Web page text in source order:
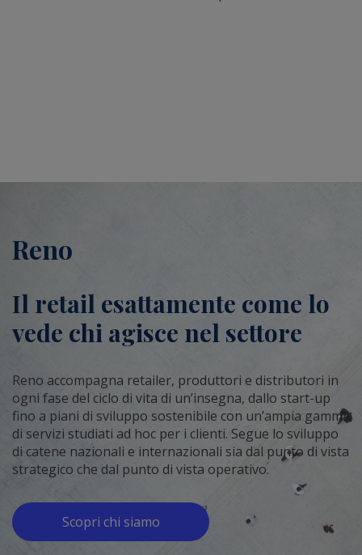
Reno
Il retail esattamente come lo
vede chi agisce nel settore
Reno accompagna retailer, produttori e distributori in
ogni fase del ciclo di vita di un’insegna, dallo start-up
fino a piani di sviluppo sostenibile con un’ampia gamma
di servizi studiati ad hoc per i clienti. Segue lo sviluppo
di catene nazionali e internazionali sia dal punto di vista
strategico che dal punto di vista operativo.
Scopri chi siamo